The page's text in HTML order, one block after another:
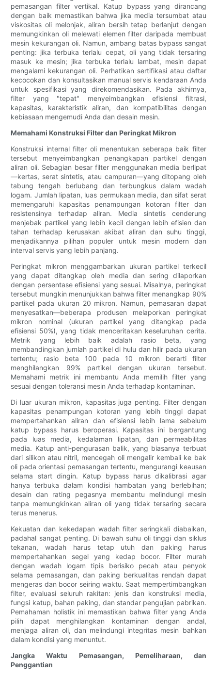
pemasangan filter vertikal. Katup bypass yang dirancang
dengan baik memastikan bahwa jika media tersumbat atau
viskositas oli melonjak, aliran bersih tetap berlanjut dengan
memungkinkan oli melewati elemen filter daripada membuat
mesin kekurangan oli. Namun, ambang batas bypass sangat
penting: jika terbuka terlalu cepat, oli yang tidak tersaring
masuk ke mesin; jika terbuka terlalu lambat, mesin dapat
mengalami kekurangan oli. Perhatikan sertifikasi atau daftar
kecocokan dan konsultasikan manual servis kendaraan Anda
untuk spesifikasi yang direkomendasikan. Pada akhirnya,
filter yang "tepat" menyeimbangkan efisiensi filtrasi,
kapasitas, karakteristik aliran, dan kompatibilitas dengan
kebiasaan mengemudi Anda dan desain mesin.
Memahami Konstruksi Filter dan Peringkat Mikron
Konstruksi internal filter oli menentukan seberapa baik filter
tersebut menyeimbangkan penangkapan partikel dengan
aliran oli. Sebagian besar filter menggunakan media berlipat
—kertas, serat sintetis, atau campuran—yang ditopang oleh
tabung tengah berlubang dan terbungkus dalam wadah
logam. Jumlah lipatan, luas permukaan media, dan sifat serat
memengaruhi kapasitas penampungan kotoran filter dan
resistensinya terhadap aliran. Media sintetis cenderung
menjebak partikel yang lebih kecil dengan lebih efisien dan
tahan terhadap kerusakan akibat aliran dan suhu tinggi,
menjadikannya pilihan populer untuk mesin modern dan
interval servis yang lebih panjang.
Peringkat mikron menggambarkan ukuran partikel terkecil
yang dapat ditangkap oleh media dan sering dilaporkan
dengan persentase efisiensi yang sesuai. Misalnya, peringkat
tersebut mungkin menunjukkan bahwa filter menangkap 90%
partikel pada ukuran 20 mikron. Namun, pemasaran dapat
menyesatkan—beberapa produsen melaporkan peringkat
mikron nominal (ukuran partikel yang ditangkap pada
efisiensi 50%), yang tidak menceritakan keseluruhan cerita.
Metrik yang lebih baik adalah rasio beta, yang
membandingkan jumlah partikel di hulu dan hilir pada ukuran
tertentu; rasio beta 100 pada 10 mikron berarti filter
menghilangkan 99% partikel dengan ukuran tersebut.
Memahami metrik ini membantu Anda memilih filter yang
sesuai dengan toleransi mesin Anda terhadap kontaminan.
Di luar ukuran mikron, kapasitas juga penting. Filter dengan
kapasitas penampungan kotoran yang lebih tinggi dapat
mempertahankan aliran dan efisiensi lebih lama sebelum
katup bypass harus beroperasi. Kapasitas ini bergantung
pada luas media, kedalaman lipatan, dan permeabilitas
media. Katup anti-pengurasan balik, yang biasanya terbuat
dari silikon atau nitril, mencegah oli mengalir kembali ke bak
oli pada orientasi pemasangan tertentu, mengurangi keausan
selama start dingin. Katup bypass harus dikalibrasi agar
hanya terbuka dalam kondisi hambatan yang berlebihan;
desain dan rating pegasnya membantu melindungi mesin
tanpa memungkinkan aliran oli yang tidak tersaring secara
terus menerus.
Kekuatan dan kekedapan wadah filter seringkali diabaikan,
padahal sangat penting. Di bawah suhu oli tinggi dan siklus
tekanan, wadah harus tetap utuh dan paking harus
mempertahankan segel yang kedap bocor. Filter murah
dengan wadah logam tipis berisiko pecah atau penyok
selama pemasangan, dan paking berkualitas rendah dapat
mengeras dan bocor seiring waktu. Saat mempertimbangkan
filter, evaluasi seluruh rakitan: jenis dan konstruksi media,
fungsi katup, bahan paking, dan standar pengujian pabrikan.
Pemahaman holistik ini memastikan bahwa filter yang Anda
pilih dapat menghilangkan kontaminan dengan andal,
menjaga aliran oli, dan melindungi integritas mesin bahkan
dalam kondisi yang menuntut.
Jangka Waktu Pemasangan, Pemeliharaan, dan
Penggantian